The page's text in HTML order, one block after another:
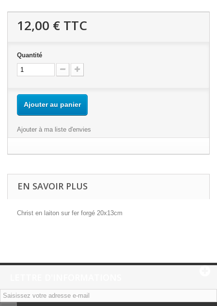
12,00 € TTC
Quantité
Ajouter au panier
Ajouter à ma liste d'envies
EN SAVOIR PLUS
Christ en laiton sur fer forgé 20x13cm